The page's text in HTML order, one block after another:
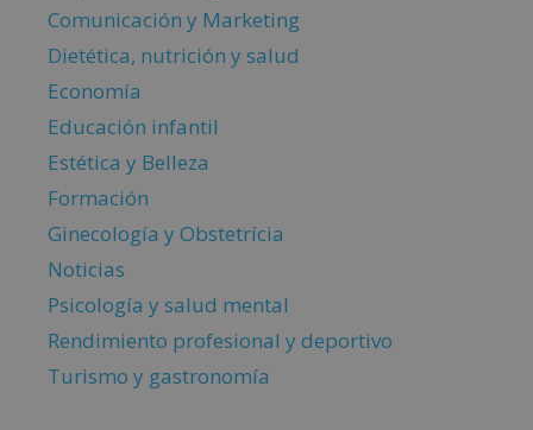
Comunicación y Marketing
Dietética, nutrición y salud
Economía
Educación infantil
Estética y Belleza
Formación
Ginecología y Obstetrícia
Noticias
Psicología y salud mental
Rendimiento profesional y deportivo
Turismo y gastronomía